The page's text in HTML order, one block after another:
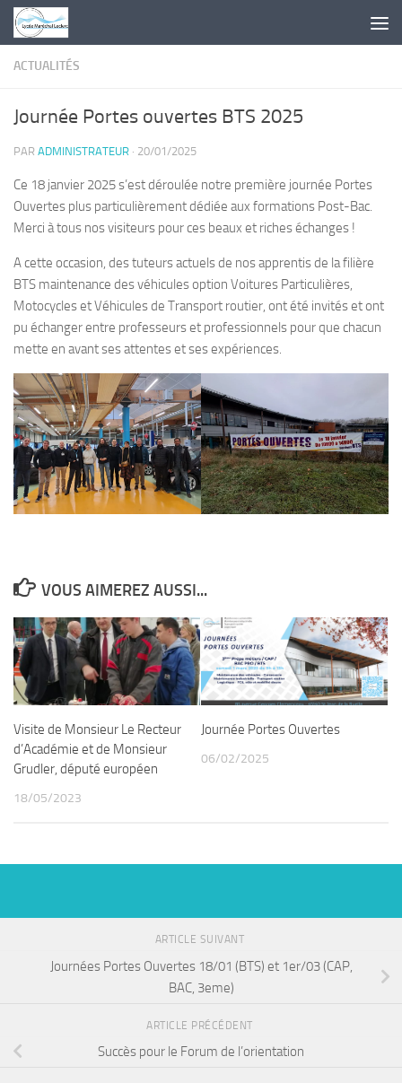
Skip to content
ACTUALITÉS
Journée Portes ouvertes BTS 2025
PAR ADMINISTRATEUR · 20/01/2025
Ce 18 janvier 2025 s’est déroulée notre première journée Portes
Ouvertes plus particulièrement dédiée aux formations Post-Bac.
Merci à tous nos visiteurs pour ces beaux et riches échanges !
A cette occasion, des tuteurs actuels de nos apprentis de la filière
BTS maintenance des véhicules option Voitures Particulières,
Motocycles et Véhicules de Transport routier, ont été invités et ont
pu échanger entre professeurs et professionnels pour que chacun
mette en avant ses attentes et ses expériences.
VOUS AIMEREZ AUSSI...
Visite de Monsieur Le Recteur
d’Académie et de Monsieur
Grudler, député européen
18/05/2023
Journée Portes Ouvertes
06/02/2025
ARTICLE SUIVANT
Journées Portes Ouvertes 18/01 (BTS) et 1er/03 (CAP,
BAC, 3eme)
ARTICLE PRÉCÉDENT
Succès pour le Forum de l’orientation